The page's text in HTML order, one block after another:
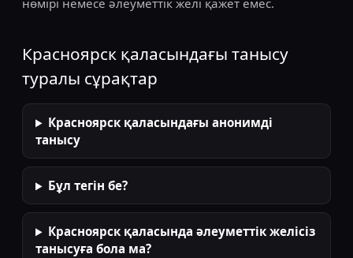
нөмірі немесе әлеуметтік желі қажет емес.
Красноярск қаласындағы танысу
туралы сұрақтар
Красноярск қаласындағы анонимді
танысу
Бұл тегін бе?
Красноярск қаласында әлеуметтік желісіз
танысуға бола ма?